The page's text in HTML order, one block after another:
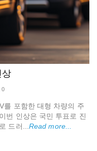
상
0
를 포함한 대형 차량의 주
번 인상은 국민 투표로 진
드러...Read more...